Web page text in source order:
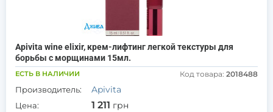
Apivita wine elixir, крем-лифтинг легкой текстуры для
борьбы с морщинами 15мл.
ЕСТЬ В НАЛИЧИИ Код товара: 2018488
Производитель: Apivita
Цена: 1 211 грн